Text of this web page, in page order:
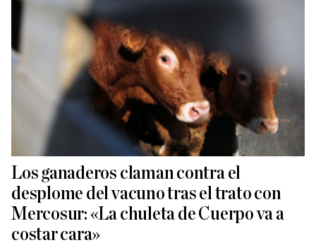
Los ganaderos claman contra el
desplome del vacuno tras el trato con
Mercosur: «La chuleta de Cuerpo va a
costar cara»